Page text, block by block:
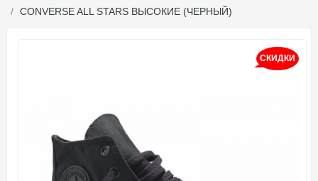
CONVERSE ALL STARS ВЫСОКИЕ (ЧЕРНЫЙ)
СКИДКИ